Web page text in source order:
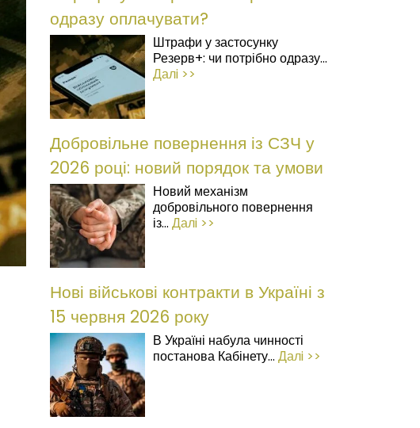
одразу оплачувати?
Штрафи у застосунку
Резерв+: чи потрібно одразу...
Далi >>
Добровільне повернення із СЗЧ у
2026 році: новий порядок та умови
Новий механізм
добровільного повернення
із... Далi >>
Нові військові контракти в Україні з
15 червня 2026 року
В Україні набула чинності
постанова Кабінету... Далi >>